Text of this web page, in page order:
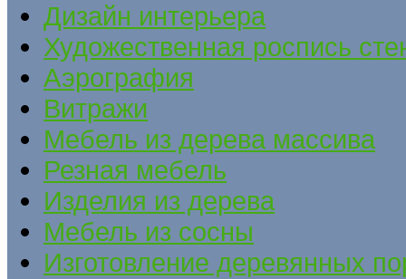
Дизайн интерьера
Художественная роспись
Аэрография
Витражи
Мебель из дерева массива
Резная мебель
Изделия из дерева
Мебель из сосны
Изготовление деревянных